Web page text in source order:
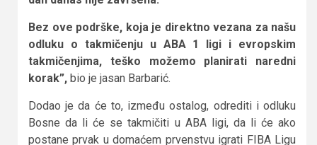
Bez ove podrške, koja je direktno vezana za našu
odluku o takmičenju u ABA 1 ligi i evropskim
takmičenjima, teško možemo planirati naredni
korak”, bio je jasan Barbarić.
Dodao je da će to, između ostalog, odrediti i odluku
Bosne da li će se takmičiti u ABA ligi, da li će ako
postane prvak u domaćem prvenstvu igrati FIBA Ligu